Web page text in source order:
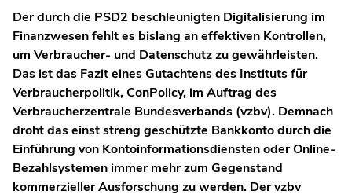
Der durch die PSD2 beschleunigten Digitalisierung im
Finanzwesen fehlt es bislang an effektiven Kontrollen,
um Verbraucher- und Datenschutz zu gewährleisten.
Das ist das Fazit eines Gutachtens des Instituts für
Verbraucherpolitik, ConPolicy, im Auftrag des
Verbraucherzentrale Bundesverbands (vzbv). Demnach
droht das einst streng geschützte Bankkonto durch die
Einführung von Kontoinformationsdiensten oder Online-
Bezahlsystemen immer mehr zum Gegenstand
kommerzieller Ausforschung zu werden. Der vzbv